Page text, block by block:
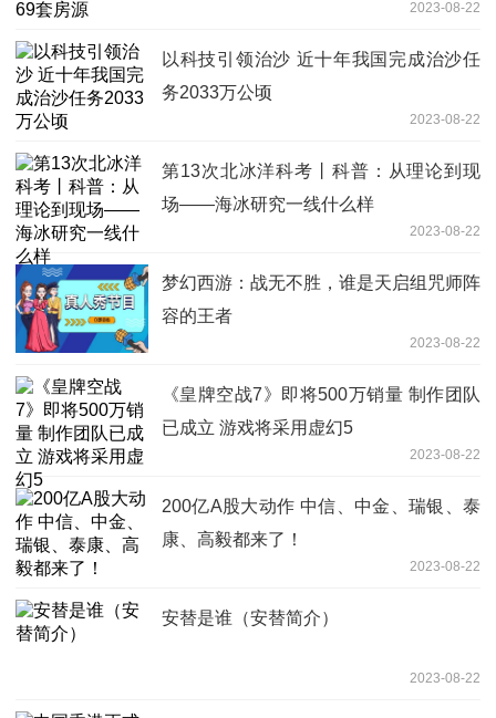
2023-08-22
以科技引领治沙 近十年我国完成治沙任
务2033万公顷
2023-08-22
第13次北冰洋科考丨科普：从理论到现
场——海冰研究一线什么样
2023-08-22
梦幻西游：战无不胜，谁是天启组咒师阵
容的王者
2023-08-22
《皇牌空战7》即将500万销量 制作团队
已成立 游戏将采用虚幻5
2023-08-22
200亿A股大动作 中信、中金、瑞银、泰
康、高毅都来了！
2023-08-22
安替是谁（安替简介）
2023-08-22